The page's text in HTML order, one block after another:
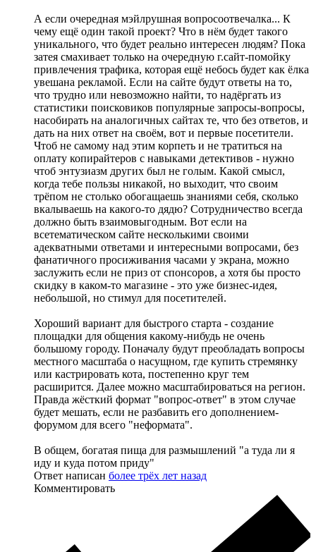
А если очередная мэйлрушная вопросоотвечалка... К
чему ещё один такой проект? Что в нём будет такого
уникального, что будет реально интересен людям? Пока
затея смахивает только на очередную г.сайт-помойку
привлечения трафика, которая ещё небось будет как ёлка
увешана рекламой. Если на сайте будут ответы на то,
что трудно или невозможно найти, то надёргать из
статистики поисковиков популярные запросы-вопросы,
насобирать на аналогичных сайтах те, что без ответов, и
дать на них ответ на своём, вот и первые посетители.
Чтоб не самому над этим корпеть и не тратиться на
оплату копирайтеров с навыками детективов - нужно
чтоб энтузиазм других был не голым. Какой смысл,
когда тебе пользы никакой, но выходит, что своим
трёпом не столько обогащаешь знаниями себя, сколько
вкалываешь на какого-то дядю? Сотрудничество всегда
должно быть взаимовыгодным. Вот если на
всетематическом сайте несколькими своими
адекватными ответами и интересными вопросами, без
фанатичного просиживания часами у экрана, можно
заслужить если не приз от спонсоров, а хотя бы просто
скидку в каком-то магазине - это уже бизнес-идея,
небольшой, но стимул для посетителей.
Хороший вариант для быстрого старта - создание
площадки для общения какому-нибудь не очень
большому городу. Поначалу будут преобладать вопросы
местного масштаба о насущном, где купить стремянку
или кастрировать кота, постепенно круг тем
расширится. Далее можно масштабироваться на регион.
Правда жёсткий формат "вопрос-ответ" в этом случае
будет мешать, если не разбавить его дополнением-
форумом для всего "неформата".
В общем, богатая пища для размышлений "а туда ли я
иду и куда потом приду"
Ответ написан более трёх лет назад
Комментировать